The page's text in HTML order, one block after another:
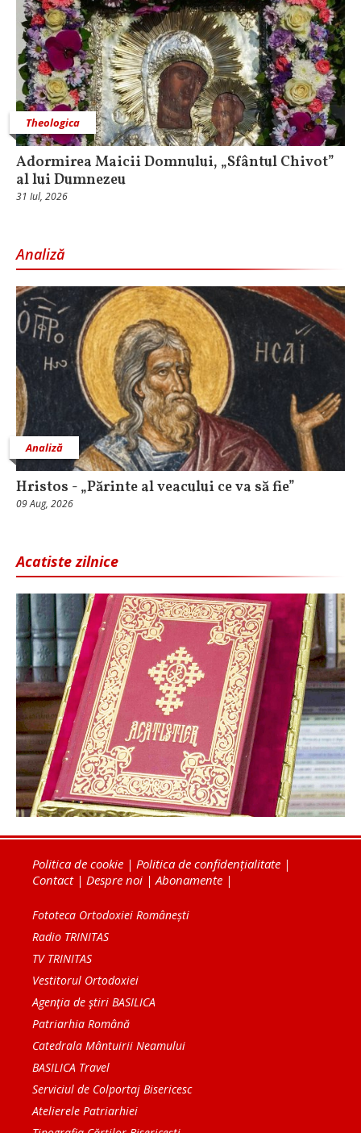
Theologica
Adormirea Maicii Domnului, „Sfântul Chivot”
al lui Dumnezeu
31 Iul, 2026
Analiză
Analiză
Hristos - „Părinte al veacului ce va să fie”
09 Aug, 2026
Acatiste zilnice
Politica de cookie | Politica de confidențialitate |
Contact| Despre noi |Abonamente |
Fototeca Ortodoxiei Românești
Radio TRINITAS
TV TRINITAS
Vestitorul Ortodoxiei
Agenţia de ştiri BASILICA
Patriarhia Română
Catedrala Mântuirii Neamului
BASILICA Travel
Serviciul de Colportaj Bisericesc
Atelierele Patriarhiei